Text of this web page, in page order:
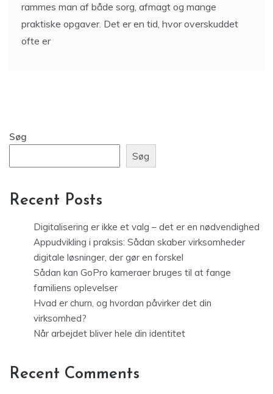
rammes man af både sorg, afmagt og mange
praktiske opgaver. Det er en tid, hvor overskuddet
ofte er
Søg
Søg
Recent Posts
Digitalisering er ikke et valg – det er en nødvendighed
Appudvikling i praksis: Sådan skaber virksomheder
digitale løsninger, der gør en forskel
Sådan kan GoPro kameraer bruges til at fange
familiens oplevelser
Hvad er churn, og hvordan påvirker det din
virksomhed?
Når arbejdet bliver hele din identitet
Recent Comments